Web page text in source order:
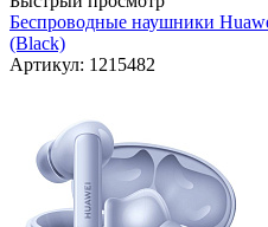
Беспроводные наушники
(Black)
Артикул: 1215482